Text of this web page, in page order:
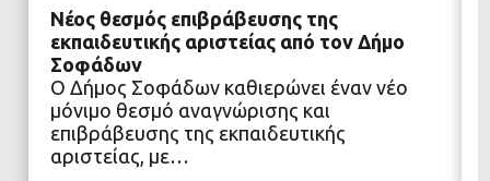
ΔΙΑΒΑΣΤΕ ΠΕΡΙΣΣΟΤΕΡΑ
Νέος θεσμός επιβράβευσης της
εκπαιδευτικής αριστείας από τον Δήμο
Σοφάδων
Ο Δήμος Σοφάδων καθιερώνει έναν νέο
μόνιμο θεσμό αναγνώρισης και
επιβράβευσης της εκπαιδευτικής
αριστείας, με…